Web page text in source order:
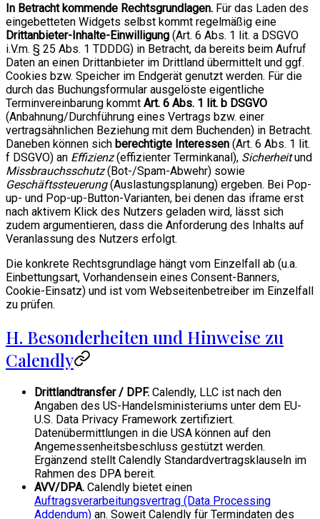
In Betracht kommende Rechtsgrundlagen. Für das Laden des
eingebetteten Widgets selbst kommt regelmäßig eine
Drittanbieter-Inhalte-Einwilligung (Art. 6 Abs. 1 lit. a DSGVO
i.V.m. § 25 Abs. 1 TDDDG) in Betracht, da bereits beim Aufruf
Daten an einen Drittanbieter im Drittland übermittelt und ggf.
Cookies bzw. Speicher im Endgerät genutzt werden. Für die
durch das Buchungsformular ausgelöste eigentliche
Terminvereinbarung kommt Art. 6 Abs. 1 lit. b DSGVO
(Anbahnung/Durchführung eines Vertrags bzw. einer
vertragsähnlichen Beziehung mit dem Buchenden) in Betracht.
Daneben können sich berechtigte Interessen (Art. 6 Abs. 1 lit.
f DSGVO) an Effizienz(effizienter Terminkanal), Sicherheitund
Missbrauchsschutz(Bot-/Spam-Abwehr) sowie
Geschäftssteuerung(Auslastungsplanung) ergeben. Bei Pop-
up- und Pop-up-Button-Varianten, bei denen das iframe erst
nach aktivem Klick des Nutzers geladen wird, lässt sich
zudem argumentieren, dass die Anforderung des Inhalts auf
Veranlassung des Nutzers erfolgt.
Die konkrete Rechtsgrundlage hängt vom Einzelfall ab (u.a.
Einbettungsart, Vorhandensein eines Consent-Banners,
Cookie-Einsatz) und ist vom Webseitenbetreiber im Einzelfall
zu prüfen.
H. Besonderheiten und Hinweise zu
Calendly
Drittlandtransfer / DPF. Calendly, LLC ist nach den
Angaben des US-Handelsministeriums unter dem EU-
U.S. Data Privacy Framework zertifiziert.
Datenübermittlungen in die USA können auf den
Angemessenheitsbeschluss gestützt werden.
Ergänzend stellt Calendly Standardvertragsklauseln im
Rahmen des DPA bereit.
AVV/DPA. Calendly bietet einen
Auftragsverarbeitungsvertrag (Data Processing
Addendum) an. Soweit Calendly für Termindaten des